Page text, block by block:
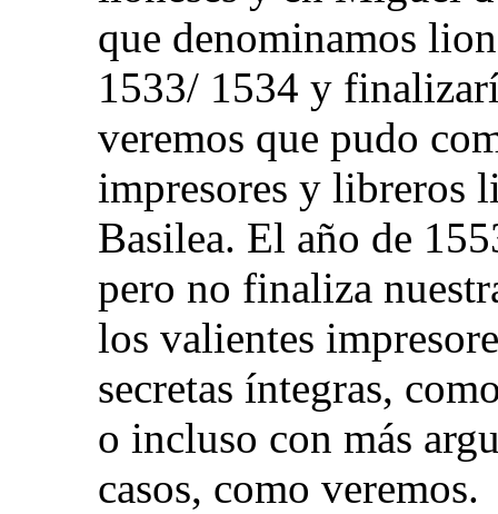
que denominamos
1533/ 1534 y
veremos que pudo
impresores y libreros
Basilea. El año de
pero no finaliza
los valientes
secretas íntegras,
o incluso con más
casos, como veremos.